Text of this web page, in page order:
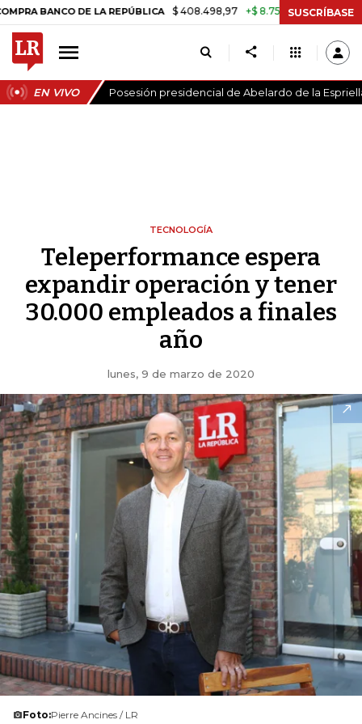
DE LA REPÚBLICA $ 408.498,97 +$ 8.753,81 +2,19% TASA
SUSCRÍBASE
EN VIVO Posesión presidencial de Abelardo de la
TECNOLOGÍA
Teleperformance espera
expandir operación y tener
30.000 empleados a finales
año
lunes, 9 de marzo de 2020
Foto:Pierre Ancines / LR